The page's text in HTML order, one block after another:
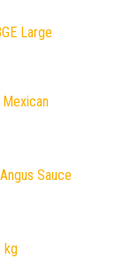
Large
Mexican
Sauce
kg